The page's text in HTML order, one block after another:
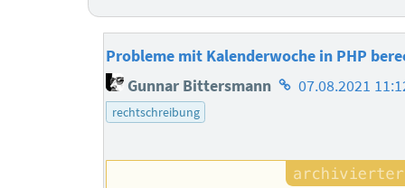
Probleme mit Kalenderwoche in PHP
Gunnar Bittersmann Homepage
07.08.2021
rechtschreibung